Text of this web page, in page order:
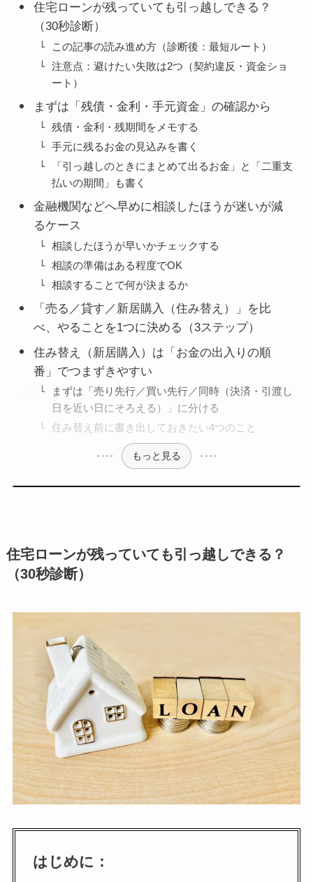
住宅ローンが残っていても引っ越しできる？
（30秒診断）
この記事の読み進め方（診断後：最短ルート）
注意点：避けたい失敗は2つ（契約違反・資金ショ
ート）
まずは「残債・金利・手元資金」の確認から
残債・金利・残期間をメモする
手元に残るお金の見込みを書く
「引っ越しのときにまとめて出るお金」と「二重支
払いの期間」も書く
金融機関などへ早めに相談したほうが迷いが減
るケース
相談したほうが早いかチェックする
相談の準備はある程度でOK
相談することで何が決まるか
「売る／貸す／新居購入（住み替え）」を比
べ、やることを1つに決める（3ステップ）
住み替え（新居購入）は「お金の出入りの順
番」でつまずきやすい
まずは「売り先行／買い先行／同時（決済・引渡し
日を近い日にそろえる）」に分ける
住み替え前に書き出しておきたい4つのこと
もっと見る
住宅ローンが残っていても引っ越しできる？
（30秒診断）
はじめに：